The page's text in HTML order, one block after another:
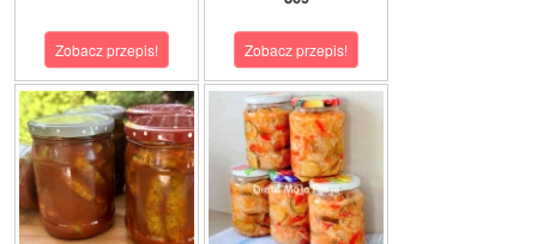
Zobacz przepis! Zobacz przepis!